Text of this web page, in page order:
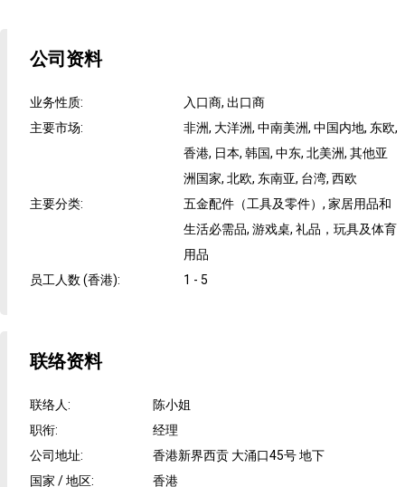
公司资料
业务性质:
入口商, 出口商
主要市场:
非洲, 大洋洲, 中南美洲, 中国内地, 东欧,
香港, 日本, 韩国, 中东, 北美洲, 其他亚
洲国家, 北欧, 东南亚, 台湾, 西欧
主要分类:
五金配件（工具及零件）, 家居用品和
生活必需品, 游戏桌, 礼品，玩具及体育
用品
员工人数 (香港): 1 - 5
联络资料
联络人:
陈小姐
职衔:
经理
公司地址:
香港新界西贡 大涌口45号 地下
国家 / 地区: 香港